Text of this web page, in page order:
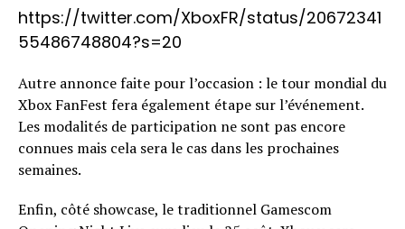
https://twitter.com/XboxFR/status/20672341
55486748804?s=20
Autre annonce faite pour l’occasion : le tour mondial du
Xbox FanFest fera également étape sur l’événement.
Les modalités de participation ne sont pas encore
connues mais cela sera le cas dans les prochaines
semaines.
Enfin, côté showcase, le traditionnel Gamescom